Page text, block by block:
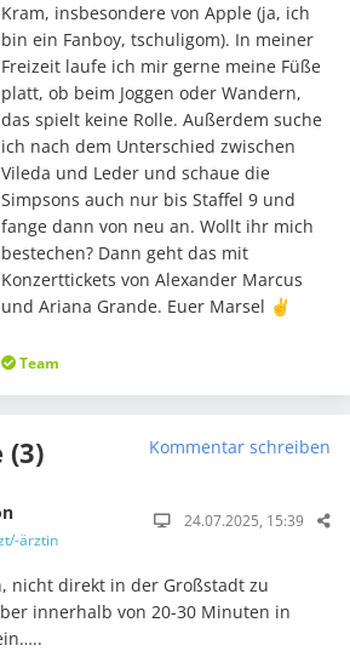
Kram, insbesondere von Apple (ja, ich
bin ein Fanboy, tschuligom). In meiner
Freizeit laufe ich mir gerne meine Füße
platt, ob beim Joggen oder Wandern,
das spielt keine Rolle. Außerdem suche
ich nach dem Unterschied zwischen
Vileda und Leder und schaue die
Simpsons auch nur bis Staffel 9 und
fange dann von neu an. Wollt ihr mich
bestechen? Dann geht das mit
Konzerttickets von Alexander Marcus
und Ariana Grande. Euer Marsel ✌️
Team
(3) Kommentar schreiben
ärztin
24.07.2025, 15:39
nicht direkt in der Großstadt zu
innerhalb von 20-30 Minuten in